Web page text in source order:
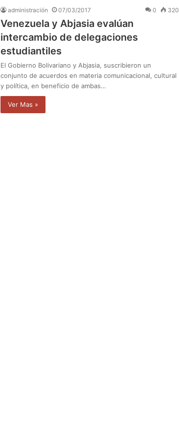
administración 07/03/2017 0 320
Venezuela y Abjasia evalúan
intercambio de delegaciones
estudiantiles
El Gobierno Bolivariano y Abjasia, suscribieron un
conjunto de acuerdos en materia comunicacional, cultural
y política, en beneficio de ambas…
Ver Mas »